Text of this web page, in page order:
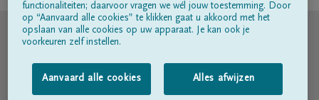
© DELA
Gebruiksvoorwaarden
Privacyverklaring
functionaliteiten; daarvoor vragen we wél jouw toestemming. Door
op “Aanvaard alle cookies” te klikken gaat u akkoord met het
opslaan van alle cookies op uw apparaat. Je kan ook je
voorkeuren zelf instellen.
Aanvaard alle cookies Alles afwijzen